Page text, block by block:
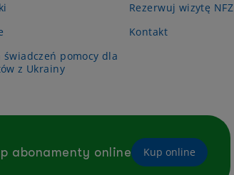
świadczeń pomocy dla
z Ukrainy
Rezerwuj wizytę NFZ
Kontakt
abonamenty online Kup online